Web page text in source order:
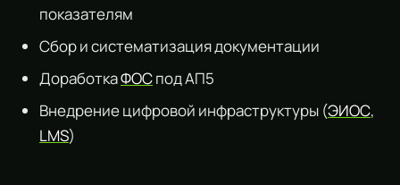
показателям
Сбор и систематизация документации
ДоработкаФОСпод АП5
Внедрение цифровой инфраструктуры (ЭИОС,
LMS)